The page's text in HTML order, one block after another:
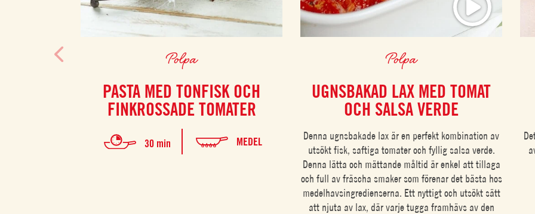
Polpa
PASTA MED TONFISK OCH
FINKROSSADE TOMATER
30 min MEDEL
Polpa
UGNSBAKAD LAX MED TOMAT
OCH SALSA VERDE
Denna ugnsbakade lax är en perfekt kombination av
utsökt fisk, saftiga tomater och fyllig salsa verde.
Denna lätta och mättande måltid är enkel att tillaga
och full av fräscha smaker som förenar det bästa hos
medelhavsingredienserna. Ett nyttigt och utsökt sätt
att njuta av lax, där varje tugga framhävs av den